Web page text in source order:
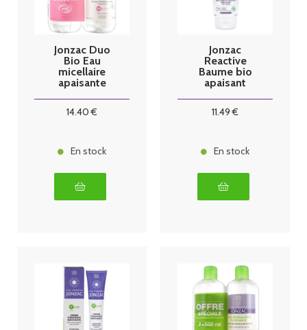
Jonzac Duo
Bio Eau
micellaire
apaisante
14.40 €
En stock
Jonzac
Reactive
Baume bio
apaisant
11.49 €
En stock